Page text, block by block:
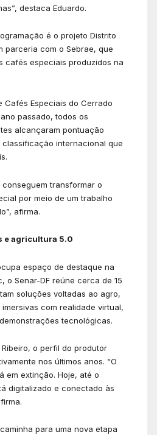
destaca Eduardo.
é o projeto Distrito
parceria com o Sebrae, que
cafés especiais produzidos na
Cafés Especiais do Cerrado
passado, todos os
alcançaram pontuação
internacional que
conseguem transformar o
por meio de um trabalho
afirma.
e agricultura 5.0
espaço de destaque na
o Senar-DF reúne cerca de 15
soluções voltadas ao agro,
com realidade virtual,
tecnológicas.
o perfil do produtor
nos últimos anos. “O
em extinção. Hoje, até o
digitalizado e conectado às
para uma nova etapa